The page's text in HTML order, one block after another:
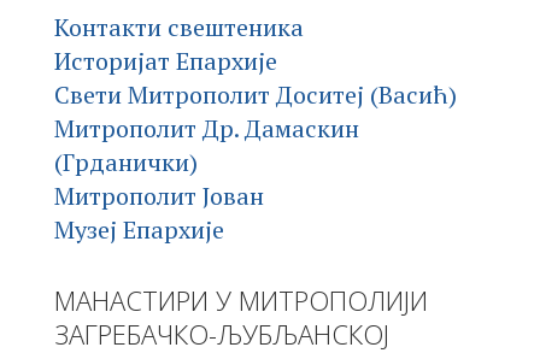
Контакти свештеника
Историјат Епархије
Свети Митрополит Доситеј (Васић)
Митрополит Др. Дамаскин
(Грданички)
Митрополит Јован
Музеј Епархије
МАНАСТИРИ У МИТРОПОЛИЈИ
ЗАГРЕБАЧКО-ЉУБЉАНСКОЈ